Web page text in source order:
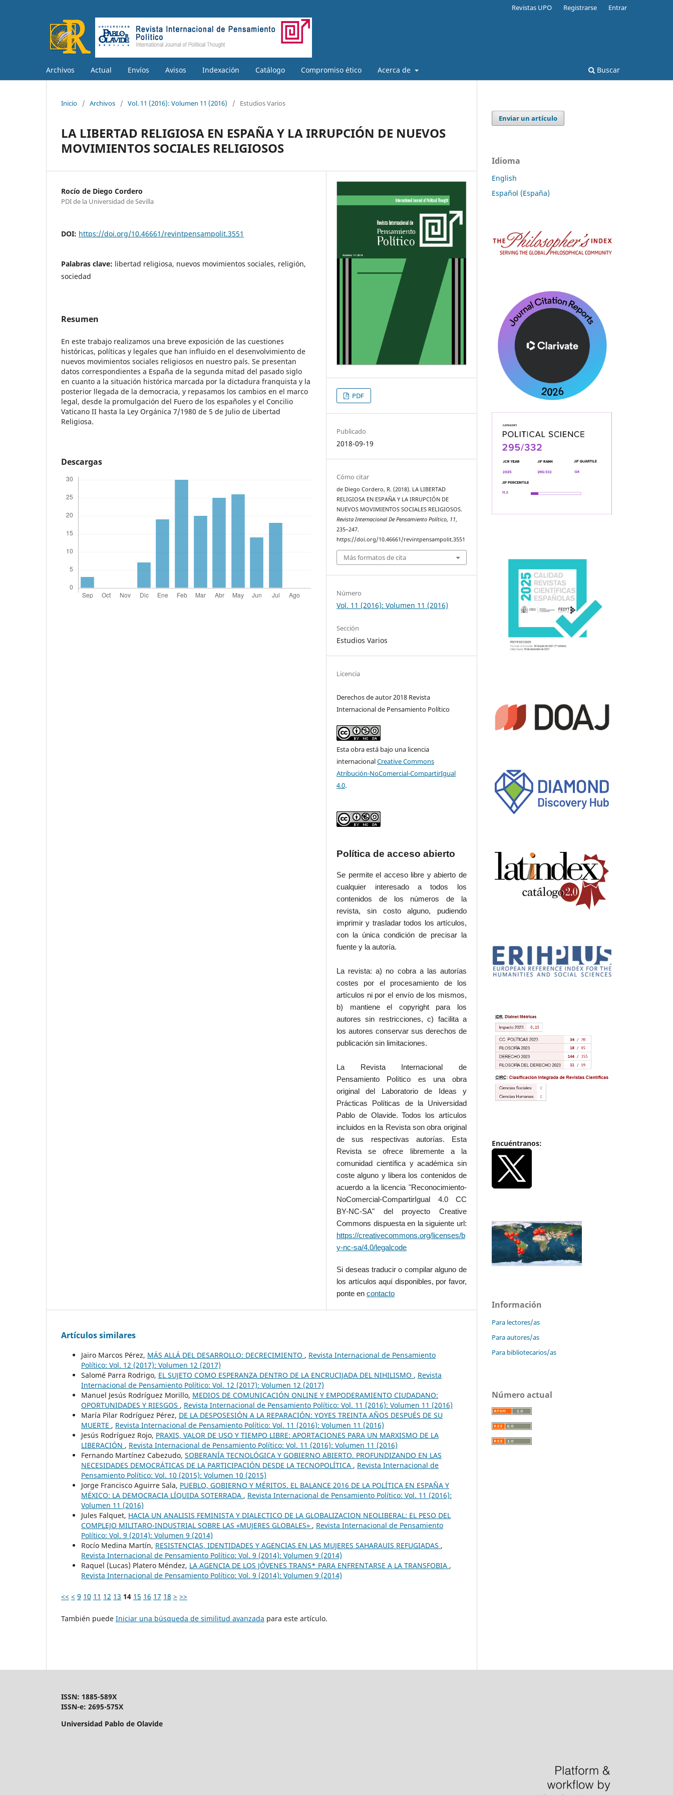
Archivos Actual Envíos Avisos Indexación Catálogo Compromiso ético Acerca de Buscar
Revistas UPO Registrarse Entrar
Inicio / Archivos / Vol. 11 (2016): Volumen 11 (2016) / Estudios Varios
LA LIBERTAD RELIGIOSA EN ESPAÑA Y LA IRRUPCIÓN DE NUEVOS
MOVIMIENTOS SOCIALES RELIGIOSOS
Rocío de Diego Cordero
PDI de la Universidad de Sevilla
DOI: https://doi.org/10.46661/revintpensampolit.3551
Palabras clave: libertad religiosa, nuevos movimientos sociales, religión,
sociedad
Resumen
En este trabajo realizamos una breve exposición de las cuestiones
históricas, políticas y legales que han influido en el desenvolvimiento de
nuevos movimientos sociales religiosos en nuestro país. Se presentan
datos correspondientes a España de la segunda mitad del pasado siglo
en cuanto a la situación histórica marcada por la dictadura franquista y la
posterior llegada de la democracia, y repasamos los cambios en el marco
legal, desde la promulgación del Fuero de los españoles y el Concilio
Vaticano II hasta la Ley Orgánica 7/1980 de 5 de Julio de Libertad
Religiosa.
Descargas
PDF
Publicado
2018-09-19
Cómo citar
de Diego Cordero, R. (2018). LA LIBERTAD
RELIGIOSA EN ESPAÑA Y LA IRRUPCIÓN DE
NUEVOS MOVIMIENTOS SOCIALES RELIGIOSOS.
Revista Internacional De Pensamiento Político, 11,
235–247.
https://doi.org/10.46661/revintpensampolit.3551
Más formatos de cita
Número
Vol. 11 (2016): Volumen 11 (2016)
Sección
Estudios Varios
Licencia
Derechos de autor 2018 Revista
Internacional de Pensamiento Político
Esta obra está bajo una licencia
internacionalCreative Commons
Atribución-NoComercial-CompartirIgual
4.0.
Política de acceso abierto
Se permite el acceso libre y abierto de
cualquier interesado a todos los
contenidos de los números de la
revista, sin costo alguno, pudiendo
imprimir y trasladar todos los artículos,
con la única condición de precisar la
fuente y la autoría.
La revista: a) no cobra a las autorías
costes por el procesamiento de los
artículos ni por el envío de los mismos,
b) mantiene el copyright para los
autores sin restricciones, c) facilita a
los autores conservar sus derechos de
publicación sin limitaciones.
La Revista Internacional de
Pensamiento Político es una obra
original del Laboratorio de Ideas y
Prácticas Políticas de la Universidad
Pablo de Olavide. Todos los artículos
incluidos en la Revista son obra original
de sus respectivas autorías. Esta
Revista se ofrece libremente a la
comunidad científica y académica sin
coste alguno y libera los contenidos de
acuerdo a la licencia "Reconocimiento-
NoComercial-CompartirIgual 4.0 CC
BY-NC-SA" del proyecto Creative
Commons dispuesta en la siguiente url:
https://creativecommons.org/licenses/b
y-nc-sa/4.0/legalcode
Si deseas traducir o compilar alguno de
los artículos aquí disponibles, por favor,
ponte encontacto
Artículos similares
Jairo Marcos Pérez, MÁS ALLÁ DEL DESARROLLO: DECRECIMIENTO , Revista Internacional de Pensamiento
Político: Vol. 12 (2017): Volumen 12 (2017)
Salomé Parra Rodrigo, EL SUJETO COMO ESPERANZA DENTRO DE LA ENCRUCIJADA DEL NIHILISMO , Revista
Internacional de Pensamiento Político: Vol. 12 (2017): Volumen 12 (2017)
Manuel Jesús Rodríguez Morillo, MEDIOS DE COMUNICACIÓN ONLINE Y EMPODERAMIENTO CIUDADANO:
OPORTUNIDADES Y RIESGOS , Revista Internacional de Pensamiento Político: Vol. 11 (2016): Volumen 11 (2016)
María Pilar Rodríguez Pérez, DE LA DESPOSESIÓN A LA REPARACIÓN: YOYES TREINTA AÑOS DESPUÉS DE SU
MUERTE , Revista Internacional de Pensamiento Político: Vol. 11 (2016): Volumen 11 (2016)
Jesús Rodríguez Rojo, PRAXIS, VALOR DE USO Y TIEMPO LIBRE: APORTACIONES PARA UN MARXISMO DE LA
LIBERACIÓN , Revista Internacional de Pensamiento Político: Vol. 11 (2016): Volumen 11 (2016)
Fernando Martínez Cabezudo, SOBERANÍA TECNOLÓGICA Y GOBIERNO ABIERTO. PROFUNDIZANDO EN LAS
NECESIDADES DEMOCRÁTICAS DE LA PARTICIPACIÓN DESDE LA TECNOPOLÍTICA , Revista Internacional de
Pensamiento Político: Vol. 10 (2015): Volumen 10 (2015)
Jorge Francisco Aguirre Sala, PUEBLO, GOBIERNO Y MÉRITOS. EL BALANCE 2016 DE LA POLÍTICA EN ESPAÑA Y
MÉXICO: LA DEMOCRACIA LÍQUIDA SOTERRADA , Revista Internacional de Pensamiento Político: Vol. 11 (2016):
Volumen 11 (2016)
Jules Falquet, HACIA UN ANALISIS FEMINISTA Y DIALECTICO DE LA GLOBALIZACION NEOLIBERAL: EL PESO DEL
COMPLEJO MILITARO-INDUSTRIAL SOBRE LAS «MUJERES GLOBALES» , Revista Internacional de Pensamiento
Político: Vol. 9 (2014): Volumen 9 (2014)
Rocío Medina Martín, RESISTENCIAS, IDENTIDADES Y AGENCIAS EN LAS MUJERES SAHARAUIS REFUGIADAS ,
Revista Internacional de Pensamiento Político: Vol. 9 (2014): Volumen 9 (2014)
Raquel (Lucas) Platero Méndez, LA AGENCIA DE LOS JÓVENES TRANS* PARA ENFRENTARSE A LA TRANSFOBIA ,
Revista Internacional de Pensamiento Político: Vol. 9 (2014): Volumen 9 (2014)
<< < 9 10 11 12 13 14 15 16 17 18 > >>
También puede Iniciar una búsqueda de similitud avanzada para este artículo.
Enviar un artículo
Idioma
English
Español (España)
Encuéntranos:
Información
Para lectores/as
Para autores/as
Para bibliotecarios/as
Número actual
ISSN: 1885-589X
ISSN-e: 2695-575X
Universidad Pablo de Olavide